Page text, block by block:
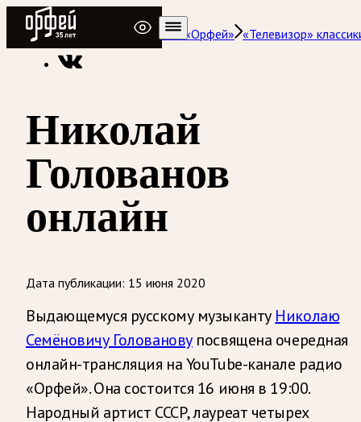
Радио Орфей
Радио классической музыки «Орфей» «Телевизор»
Николай
Голованов
онлайн
Дата публикации: 15 июня 2020
Выдающемуся русскому музыканту Николаю
Семёновичу Головановупосвящена очередная
онлайн-трансляция на YouTube-канале радио
«Орфей». Она состоится 16 июня в 19:00.
Народный артист СССР, лауреат четырех